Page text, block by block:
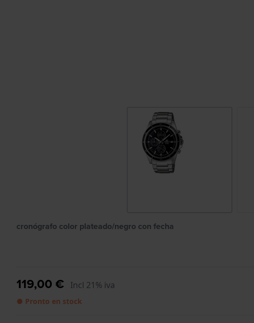
cronógrafo color plateado/negro con fecha
119,00 € Incl 21% iva
● Pronto en stock